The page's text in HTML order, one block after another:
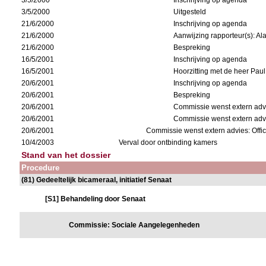
3/5/2000
Uitgesteld
21/6/2000
Inschrijving op agenda
21/6/2000
Aanwijzing rapporteur(s):
21/6/2000
Bespreking
16/5/2001
Inschrijving op agenda
16/5/2001
Hoorzitting met de heer
20/6/2001
Inschrijving op agenda
20/6/2001
Bespreking
20/6/2001
Commissie wenst extern
20/6/2001
Commissie wenst extern
20/6/2001
Commissie wenst extern advies:
10/4/2003
Verval door ontbinding kamers
Stand van het dossier
Procedure
(81) Gedeeltelijk bicameraal, initiatief Senaat
[S1] Behandeling door Senaat
Commissie: Sociale Aangelegenheden